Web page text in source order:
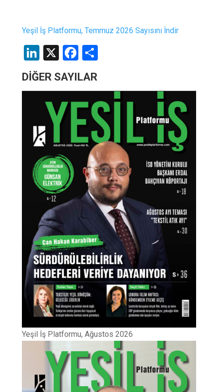
Yeşil İş Platformu, Temmuz 2026 Sayısını İndir
LinkedIn
X Facebook
Share
DİĞER SAYILAR
Yeşil İş Platformu, Ağustos 2026